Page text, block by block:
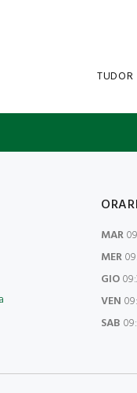
TUDOR
ORARI
MAR
MER
GIO
VEN
SAB